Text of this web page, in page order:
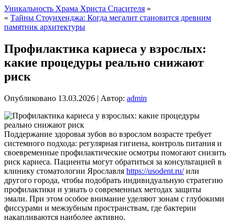
Уникальность Храма Христа Спасителя »
« Тайны Стоунхенджа: Когда мегалит становится древним
памятник архитектуры
Профилактика кариеса у взрослых:
какие процедуры реально снижают
риск
Опубликовано 13.03.2026 | Автор: admin
Поддержание здоровья зубов во взрослом возрасте требует
системного подхода: регулярная гигиена, контроль питания и
своевременные профилактические осмотры помогают снизить
риск кариеса. Пациенты могут обратиться за консультацией в
клинику стоматологии Ярославля https://usodent.ru/или
другого города, чтобы подобрать индивидуальную стратегию
профилактики и узнать о современных методах защиты
эмали. При этом особое внимание уделяют зонам с глубокими
фиссурами и межзубным пространствам, где бактерии
накапливаются наиболее активно.